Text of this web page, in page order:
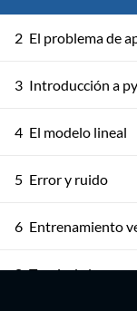
2 El problema de
3 Introducción a
4 El modelo lineal
5 Error y ruido
6 Entrenamiento
8 Teoría de la